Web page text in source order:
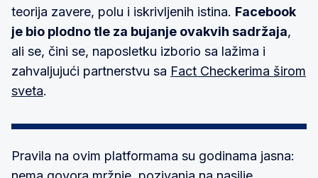
teorija zavere, polu i iskrivljenih istina. Facebook
je bio plodno tle za bujanje ovakvih sadržaja,
ali se, čini se, naposletku izborio sa lažima i
zahvaljujući partnerstvu sa Fact Checkerima širom
sveta.
Pravila na ovim platformama su godinama jasna: